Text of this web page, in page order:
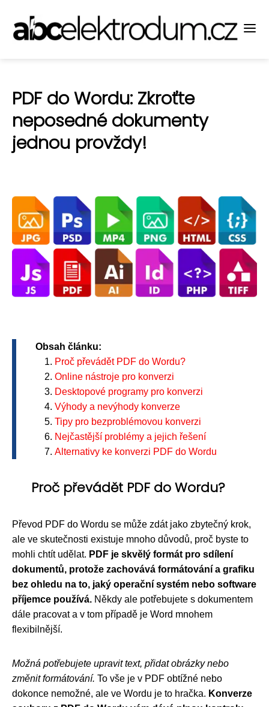
PDF do Wordu: Zkroťte
neposedné dokumenty
jednou provždy!
Obsah článku:
Proč převádět PDF do Wordu?
Online nástroje pro konverzi
Desktopové programy pro konverzi
Výhody a nevýhody konverze
Tipy pro bezproblémovou konverzi
Nejčastější problémy a jejich řešení
Alternativy ke konverzi PDF do Wordu
Proč převádět PDF do Wordu?
Převod PDF do Wordu se může zdát jako zbytečný krok,
ale ve skutečnosti existuje mnoho důvodů, proč byste to
mohli chtít udělat. PDF je skvělý formát pro sdílení
dokumentů, protože zachovává formátování a grafiku
bez ohledu na to, jaký operační systém nebo software
příjemce používá. Někdy ale potřebujete s dokumentem
dále pracovat a v tom případě je Word mnohem
flexibilnější.
Možná potřebujete upravit text, přidat obrázky nebo
změnit formátování. To vše je v PDF obtížné nebo
dokonce nemožné, ale ve Wordu je to hračka. Konverze